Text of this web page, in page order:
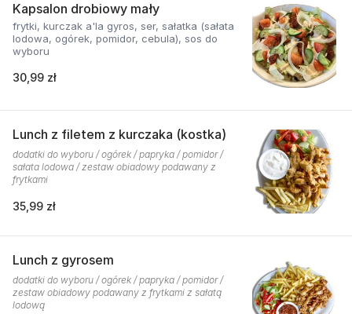
Kapsalon drobiowy mały
frytki, kurczak a'la gyros, ser, sałatka (sałata
lodowa, ogórek, pomidor, cebula), sos do
wyboru
30,99 zł
Lunch z filetem z kurczaka (kostka)
dodatki do wyboru / ogórek / papryka / pomidor /
sałata lodowa / zestaw obiadowy podawany z
frytkami
35,99 zł
Lunch z gyrosem
dodatki do wyboru / ogórek / papryka / pomidor /
zestaw obiadowy podawany z frytkami z sałatą
lodową